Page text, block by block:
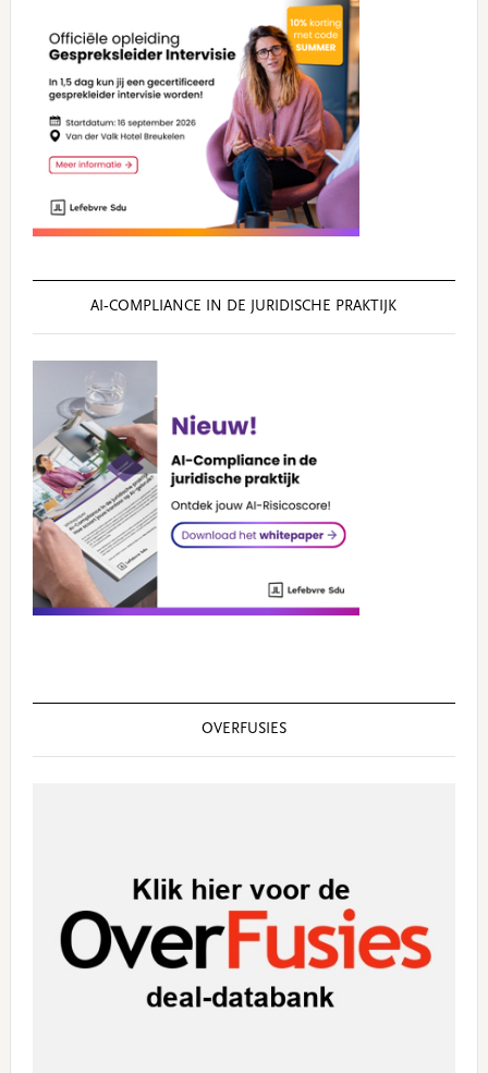
AI‑COMPLIANCE IN DE JURIDISCHE PRAKTIJK
OVERFUSIES